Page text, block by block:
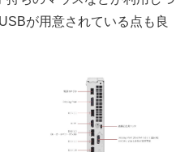
が用意されている点も良